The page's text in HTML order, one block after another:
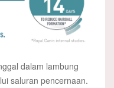
dalam lambung
saluran pencernaan.